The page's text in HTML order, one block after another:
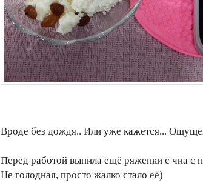
Вроде без дождя.. Или уже кажется...
Перед работой выпила ещё ряженки с чиа с
Не голодная, просто жалко стало её)